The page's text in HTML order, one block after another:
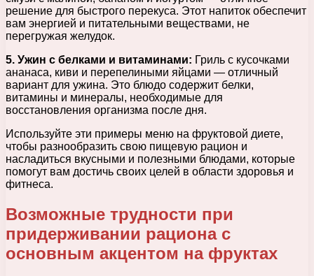
решение для быстрого перекуса. Этот напиток обеспечит
вам энергией и питательными веществами, не
перегружая желудок.
5. Ужин с белками и витаминами: Гриль с кусочками
ананаса, киви и перепелиными яйцами — отличный
вариант для ужина. Это блюдо содержит белки,
витамины и минералы, необходимые для
восстановления организма после дня.
Используйте эти примеры меню на фруктовой диете,
чтобы разнообразить свою пищевую рацион и
насладиться вкусными и полезными блюдами, которые
помогут вам достичь своих целей в области здоровья и
фитнеса.
Возможные трудности при
придерживании рациона с
основным акцентом на фруктах